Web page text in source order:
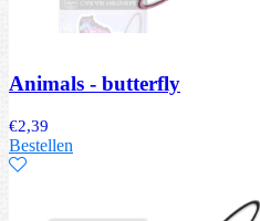
Animals - butterfly
€2,39
Bestellen